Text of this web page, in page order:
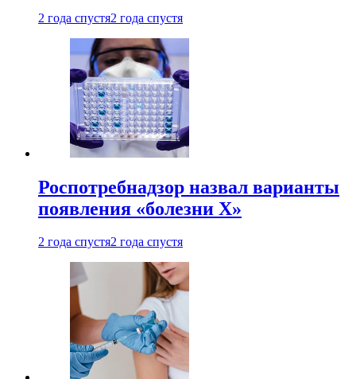
2 года спустя2 года спустя
Роспотребнадзор назвал варианты
появления «болезни Х»
2 года спустя2 года спустя